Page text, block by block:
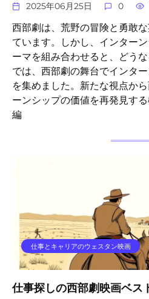
2025年06月25日 0
西部劇は、荒野の冒険と勇敢
ています。しかし、インター
ーマを組み合わせると、どう
では、西部劇の舞台でインタ
を集めました。新たな視点か
ーンシップの価値を再発見す
編
仕事とキャリアのウェスタン映画
仕事探しの西部劇映画ベス